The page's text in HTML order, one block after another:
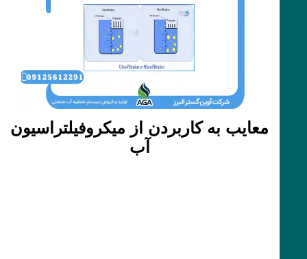
معایب به کاربردن از میکروفیلتراسیون
آب